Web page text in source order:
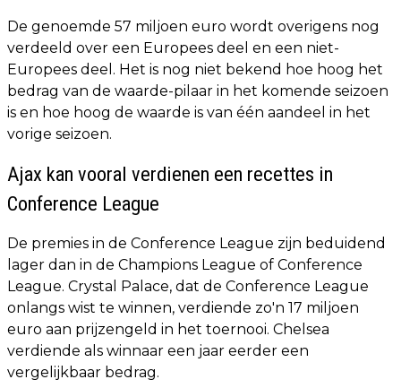
De genoemde 57 miljoen euro wordt overigens nog
verdeeld over een Europees deel en een niet-
Europees deel. Het is nog niet bekend hoe hoog het
bedrag van de waarde-pilaar in het komende seizoen
is en hoe hoog de waarde is van één aandeel in het
vorige seizoen.
Ajax kan vooral verdienen een recettes in
Conference League
De premies in de Conference League zijn beduidend
lager dan in de Champions League of Conference
League. Crystal Palace, dat de Conference League
onlangs wist te winnen, verdiende zo'n 17 miljoen
euro aan prijzengeld in het toernooi. Chelsea
verdiende als winnaar een jaar eerder een
vergelijkbaar bedrag.